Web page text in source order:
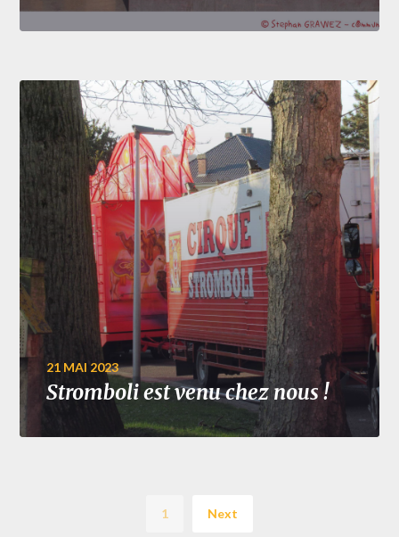
21 MAI 2023
Stromboli est venu chez nous !
1 Next